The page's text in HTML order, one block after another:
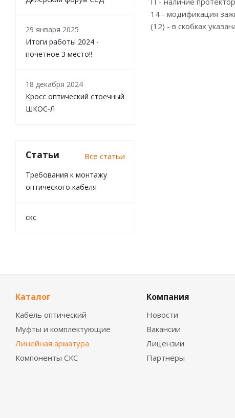
14 - модификация
(12) - в скобках
29 января 2025
Итоги работы 2024 -
почетное 3 место!!
18 декабря 2024
Кросс оптический стоечный
ШКОС-Л
Статьи Все статьи
Требования к монтажу
оптического кабеля
скс
Каталог
Кабель оптический
Муфты и комплектующие
Линейная арматура
Компоненты СКС
Компания
Новости
Вакансии
Лицензии
Партнеры